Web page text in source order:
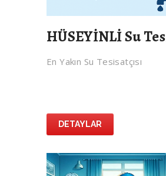
HÜSEYİNLİ Su
En Yakın Su Tesisatçısı
DETAYLAR